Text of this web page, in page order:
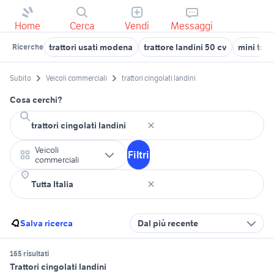
Home Cerca Vendi Messaggi
Ricerche trattori usati modena trattore landini 50 cv mini
Subito Veicoli commerciali trattori cingolati landini
Cosa cerchi?
Veicoli
commerciali
Filtri
Salva ricerca Dal più recente
165 risultati
Trattori cingolati landini